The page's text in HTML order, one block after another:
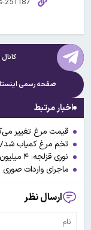
صفحه رسمی
اخبار مرتبط
قیمت مرغ تغییر
تخم مرغ کمیاب شد/
نوری قزلجه: ۴ میلیون تن نهاده دامی تامین شد
ماجرای واردات صوری ۵۰۰ هزار تن نهاده دامی توسط یک شرکت سفارشی
ارسال نظر